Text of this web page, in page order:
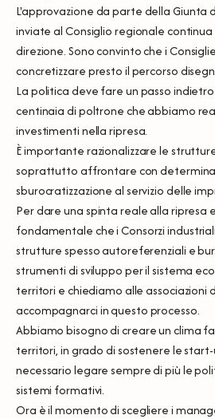
L'approvazione da parte della
inviate al Consiglio regionale
direzione. Sono convinto che i
concretizzare presto il percorso
La politica deve fare un passo
centinaia di poltrone che abbiamo
investimenti nella ripresa.
È importante razionalizzare le
soprattutto affrontare con
sburocratizzazione al servizio delle
Per dare una spinta reale alla ripresa
fondamentale che i Consorzi
strutture spesso autoreferenziali e
strumenti di sviluppo per il sistema
territori e chiediamo alle associazioni
accompagnarci in questo processo.
Abbiamo bisogno di creare un clima
territori, in grado di sostenere le
necessario legare sempre di più le
sistemi formativi.
Ora è il momento di scegliere i